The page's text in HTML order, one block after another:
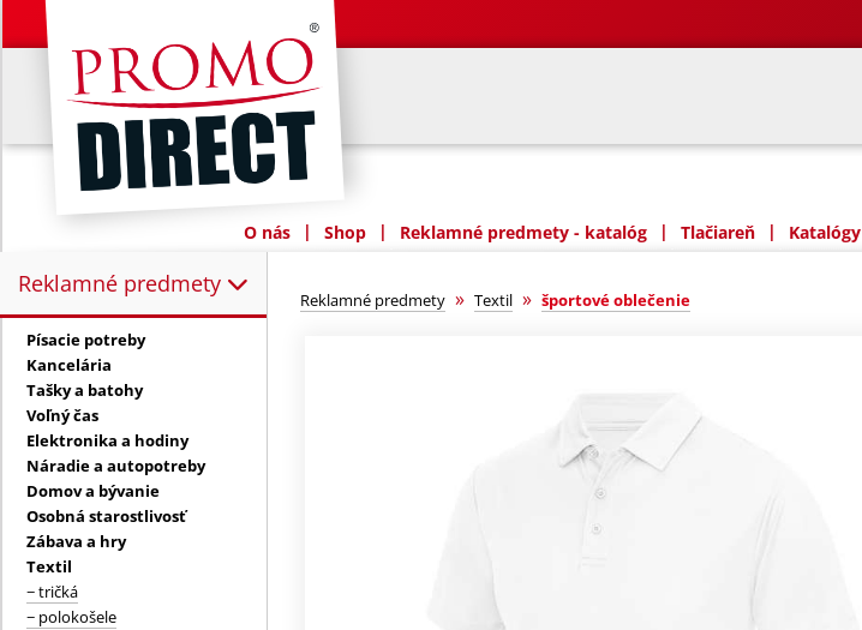
O nás | Shop | Reklamné predmety - katalóg | Tlačiareň | Katalógy
Reklamné predmety
Reklamné predmety:
Písacie potreby
Kancelária
Tašky a batohy
Voľný čas
Elektronika a hodiny
Náradie a autopotreby
Domov a bývanie
Osobná starostlivosť
Zábava a hry
Textil
− tričká
− polokošele
Reklamné predmety » Textil » športové oblečenie